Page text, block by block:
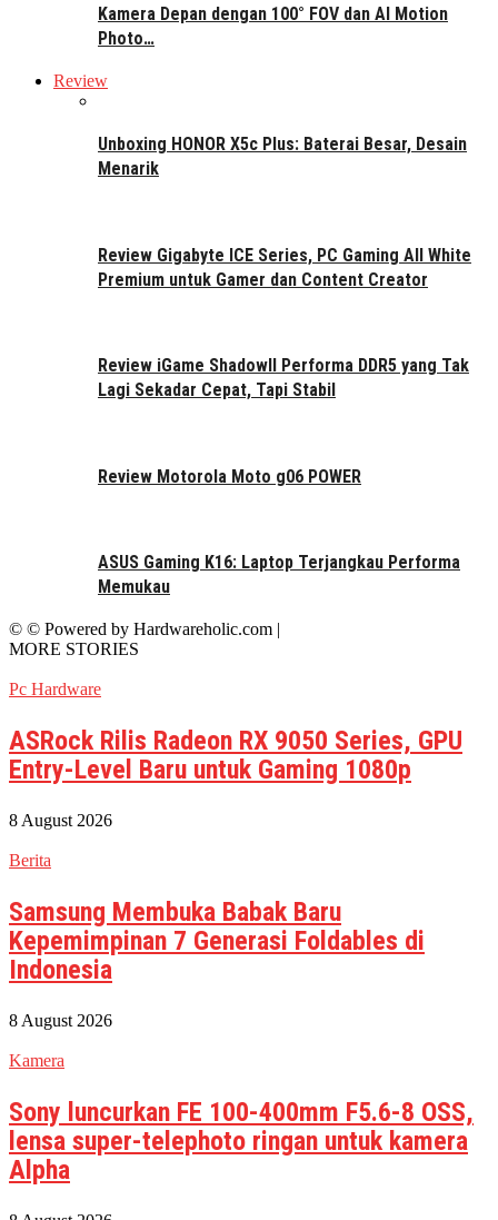
Kamera Depan dengan 100° FOV dan AI Motion
Photo…
Review
Unboxing HONOR X5c Plus: Baterai Besar, Desain
Menarik
Review Gigabyte ICE Series, PC Gaming All White
Premium untuk Gamer dan Content Creator
Review iGame ShadowII Performa DDR5 yang Tak
Lagi Sekadar Cepat, Tapi Stabil
Review Motorola Moto g06 POWER
ASUS Gaming K16: Laptop Terjangkau Performa
Memukau
© © Powered by Hardwareholic.com |
MORE STORIES
Pc Hardware
ASRock Rilis Radeon RX 9050 Series, GPU
Entry-Level Baru untuk Gaming 1080p
8 August 2026
Berita
Samsung Membuka Babak Baru
Kepemimpinan 7 Generasi Foldables di
Indonesia
8 August 2026
Kamera
Sony luncurkan FE 100-400mm F5.6-8 OSS,
lensa super-telephoto ringan untuk kamera
Alpha